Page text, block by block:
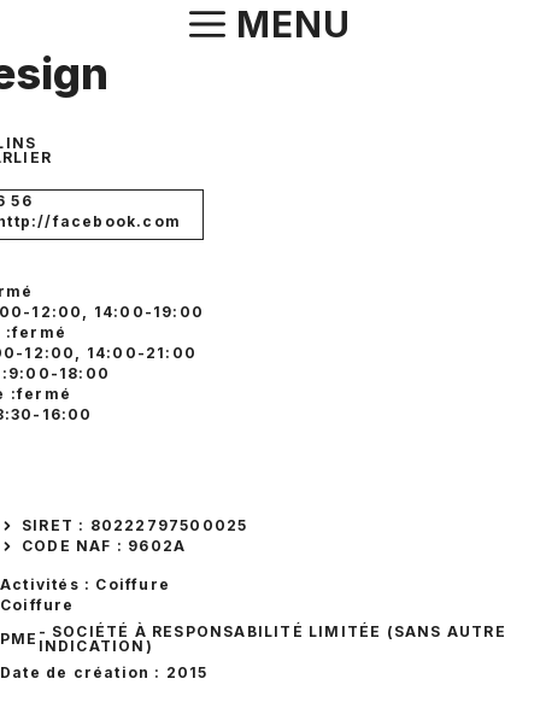
contenu
MENU
56
facebook.com
12:00, 14:00-19:00
:fermé
12:00, 14:00-21:00
18:00
:fermé
16:00
SIRET : 80222797500025
CODE NAF : 9602A
Activités : Coiffure
Coiffure
PME - SOCIÉTÉ À RESPONSABILITÉ LIMITÉE (SANS AUTRE
INDICATION)
Date de création : 2015